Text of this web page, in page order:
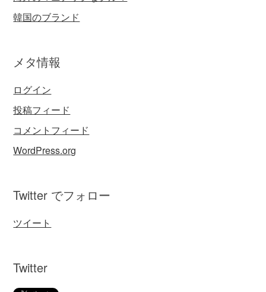
韓国のブランド
メタ情報
ログイン
投稿フィード
コメントフィード
WordPress.org
Twitter でフォロー
ツイート
Twitter